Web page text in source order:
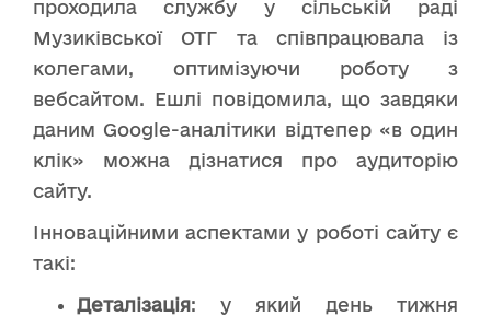
проходила службу у сільській раді
Музиківської ОТГ та співпрацювала із
колегами, оптимізуючи роботу з
вебсайтом. Ешлі повідомила, що завдяки
даним Google-аналітики відтепер «в один
клік» можна дізнатися про аудиторію
сайту.
Інноваційними аспектами у роботі сайту є
такі:
Деталізація: у який день тижня